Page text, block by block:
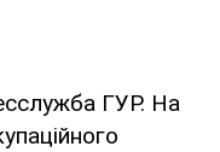
ГУР. На